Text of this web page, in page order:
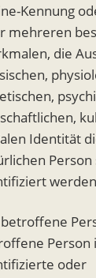
Kennung
mehreren
die
Identität
Person
Person
oder